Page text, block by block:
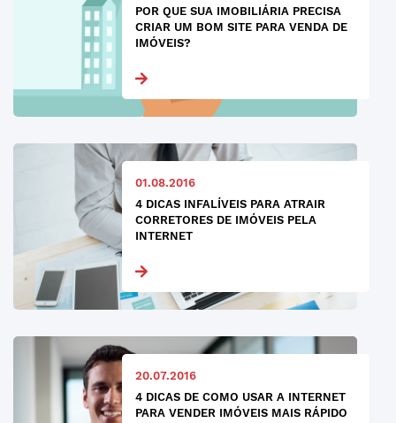
POR QUE SUA IMOBILIÁRIA PRECISA
CRIAR UM BOM SITE PARA VENDA DE
IMÓVEIS?
01.08.2016
4 DICAS INFALÍVEIS PARA ATRAIR
CORRETORES DE IMÓVEIS PELA
INTERNET
20.07.2016
4 DICAS DE COMO USAR A INTERNET
PARA VENDER IMÓVEIS MAIS RÁPIDO